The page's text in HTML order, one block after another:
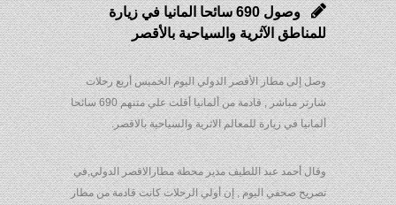
وصول 690 سائحا المانيا في زيارة
للمناطق الآثرية والسياحية بالأقصر
وصل إلى مطار الأقصر الدولي اليوم الخميس أربع رحلات
شارتر مباشر , قادمة من ألمانيا أقلت علي متنهم 690 سائحا
ألمانيا في زيارة للمعالم الاثرية والسياحية بالاقصر.
وقال أحمد عبد اللطيف مدير محطة مطارالاقصر الدولي,في
تصريح صحفي اليوم , إن أولي الرحلات كانت قادمة من مطار